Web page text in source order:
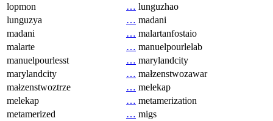
lopmon
… lunguzhao
lunguzya
… madani
madani
… malartanfostaio
malarte
… manuelpourlelab
manuelpourlesst
… marylandcity
marylandcity
… małzenstwozawar
małzenstwoztrze
… melekap
melekap
… metamerization
metamerized
… migs